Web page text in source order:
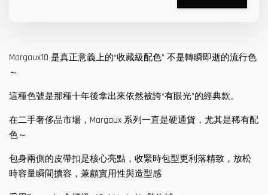
Margaux10 是真正意義上的“收藏級配色” 不是轉瞬即逝的流行色
～
這種色號是那種十年後拿出來依然被誇“有眼光”的經典款。
在二手奢侈品市場，Margaux 系列一直是硬通貨，尤其是稀有配
色～
包身兩側的皮帶扣是核心亮點，收緊時包型更利落精致，放松
時容量瞬間擴容，兼顧實用性與造型感